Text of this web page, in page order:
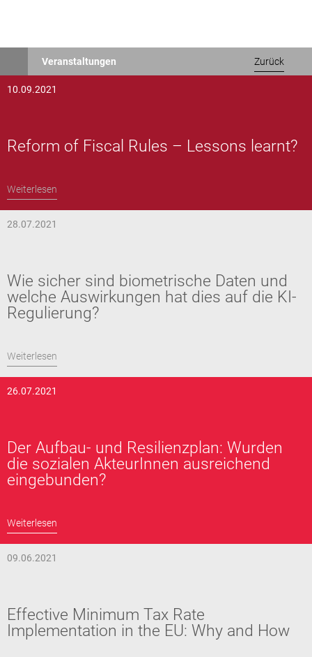
Veranstaltungen Zurück
10.09.2021
Reform of Fiscal Rules – Lessons learnt?
Weiterlesen
28.07.2021
Wie sicher sind biometrische Daten und
welche Auswirkungen hat dies auf die KI-
Regulierung?
Weiterlesen
26.07.2021
Der Aufbau- und Resilienzplan: Wurden
die sozialen AkteurInnen ausreichend
eingebunden?
Weiterlesen
09.06.2021
Effective Minimum Tax Rate
Implementation in the EU: Why and How